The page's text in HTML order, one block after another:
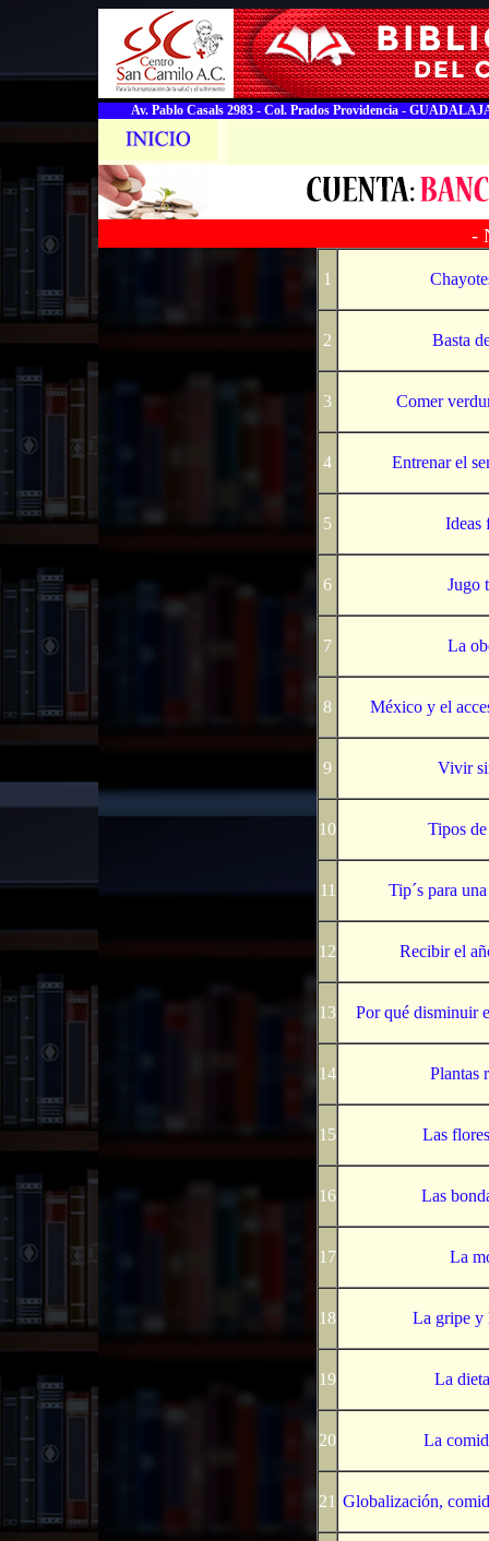
Av. Pablo Casals 2983 - Col. Prados Providencia -
-
1
2 Basta
3 Comer
4 Entrenar el
5 Ideas
6 Jugo
7 La
8 México y el
9 Vivir
10 Tipos
11 Tip´s para
12 Recibir el
13 Por qué disminuir
14 Plantas
15 Las
16 Las
17 La
18 La gripe y
19 La
20 La
21 Globalización,